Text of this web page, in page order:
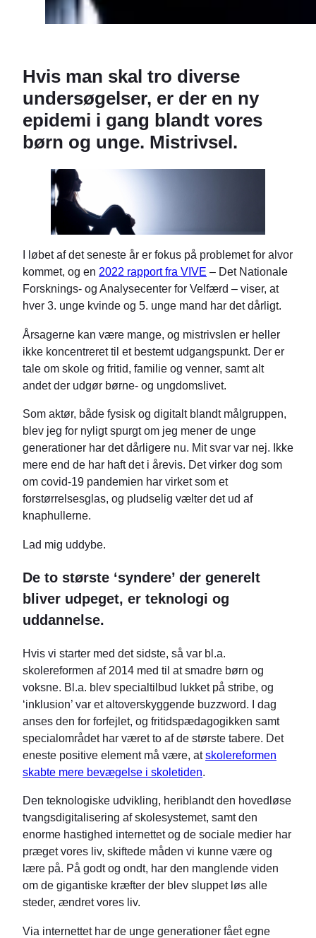
Hvis man skal tro diverse
undersøgelser, er der en ny
epidemi i gang blandt vores
børn og unge. Mistrivsel.
I løbet af det seneste år er fokus på problemet for alvor
kommet, og en 2022 rapport fra VIVE – Det Nationale
Forsknings- og Analysecenter for Velfærd – viser, at
hver 3. unge kvinde og 5. unge mand har det dårligt.
Årsagerne kan være mange, og mistrivslen er heller
ikke koncentreret til et bestemt udgangspunkt. Der er
tale om skole og fritid, familie og venner, samt alt
andet der udgør børne- og ungdomslivet.
Som aktør, både fysisk og digitalt blandt målgruppen,
blev jeg for nyligt spurgt om jeg mener de unge
generationer har det dårligere nu. Mit svar var nej. Ikke
mere end de har haft det i årevis. Det virker dog som
om covid-19 pandemien har virket som et
forstørrelsesglas, og pludselig vælter det ud af
knaphullerne.
Lad mig uddybe.
De to største ‘syndere’ der generelt
bliver udpeget, er teknologi og
uddannelse.
Hvis vi starter med det sidste, så var bl.a.
skolereformen af 2014 med til at smadre børn og
voksne. Bl.a. blev specialtilbud lukket på stribe, og
‘inklusion’ var et altoverskyggende buzzword. I dag
anses den for forfejlet, og fritidspædagogikken samt
specialområdet har været to af de største tabere. Det
eneste positive element må være, atskolereformen
skabte mere bevægelse i skoletiden.
Den teknologiske udvikling, heriblandt den hovedløse
tvangsdigitalisering af skolesystemet, samt den
enorme hastighed internettet og de sociale medier har
præget vores liv, skiftede måden vi kunne være og
lære på. På godt og ondt, har den manglende viden
om de gigantiske kræfter der blev sluppet løs alle
steder, ændret vores liv.
Via internettet har de unge generationer fået egne